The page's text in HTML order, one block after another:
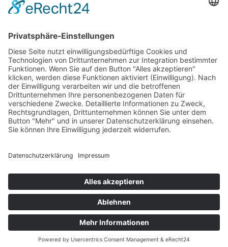
07.30 - 12.00 Uhr
Sa:
Fachthemen
Indoor-Living meets Outdoor-Living
Terrassendächer von Brustor
Lamellendächer von Warema
Unternehmen
Ausstellung
Startseite Impressum Datenschutzerklärung